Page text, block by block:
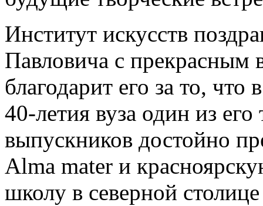
Институт искусств
Павловича с прекрасным
благодарит его за то, что
40-летия вуза один из его
выпускников достойно
Alma mater и
школу в северной